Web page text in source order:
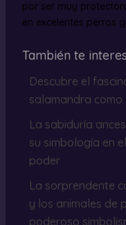
por ser muy
en excelentes perros
También te
Descubre el
salamandra
La sabiduría
su simbología en
poder
La sorprendente
y los animales de
poderoso